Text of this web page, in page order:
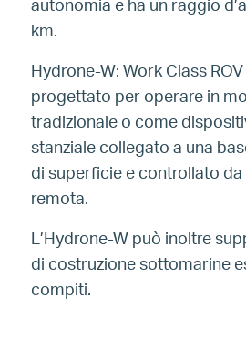
autonomia e ha un raggio
km.
Hydrone-W: Work Class
progettato per operare in
tradizionale o come
stanziale collegato a una
di superficie e controllato
remota.
L’Hydrone-W può inoltre
di costruzione sottomarine
compiti.